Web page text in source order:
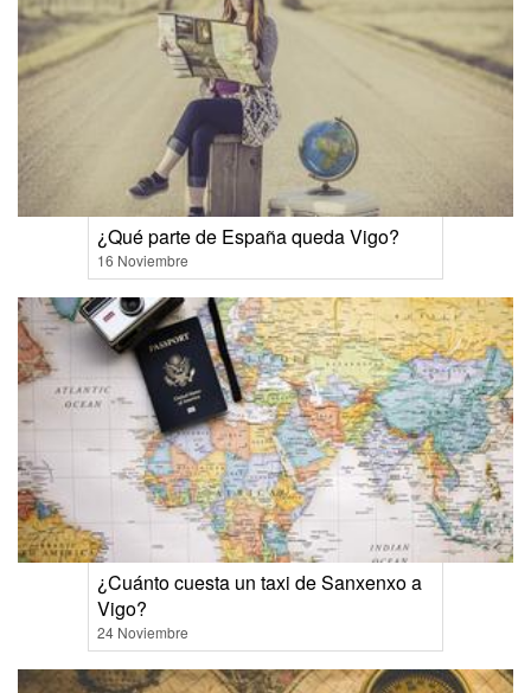
¿Qué parte de España queda Vigo?
16 Noviembre
¿Cuánto cuesta un taxi de Sanxenxo a
Vigo?
24 Noviembre